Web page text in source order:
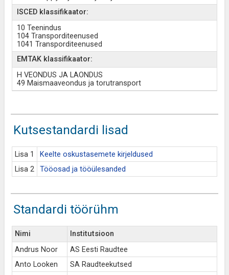
ISCED klassifikaator:
10 Teenindus
104 Transporditeenused
1041 Transporditeenused
EMTAK klassifikaator:
H VEONDUS JA LAONDUS
49 Maismaaveondus ja torutransport
Kutsestandardi lisad
Lisa 1
Keelte oskustasemete kirjeldused
Lisa 2
Tööosad ja tööülesanded
Standardi töörühm
Nimi
Institutsioon
Andrus Noor
AS Eesti Raudtee
Anto Looken
SA Raudteekutsed